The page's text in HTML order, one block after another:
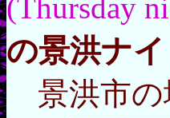
(Thursday
の景洪ナ
景洪市の